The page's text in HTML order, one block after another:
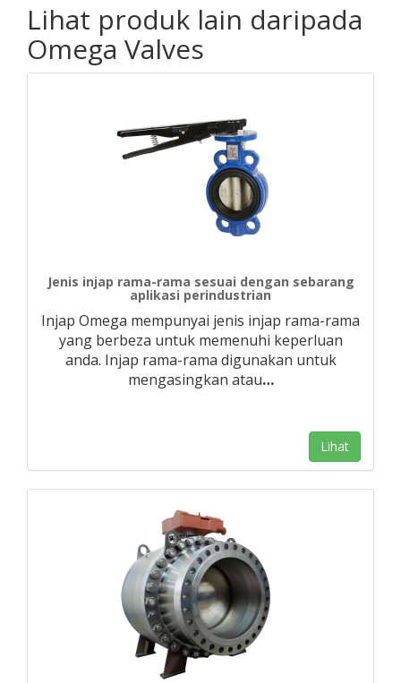
Lihat produk lain daripada
Omega Valves
Jenis injap rama-rama sesuai dengan sebarang
aplikasi perindustrian
Injap Omega mempunyai jenis injap rama-rama
yang berbeza untuk memenuhi keperluan
anda. Injap rama-rama digunakan untuk
mengasingkan atau…
Lihat